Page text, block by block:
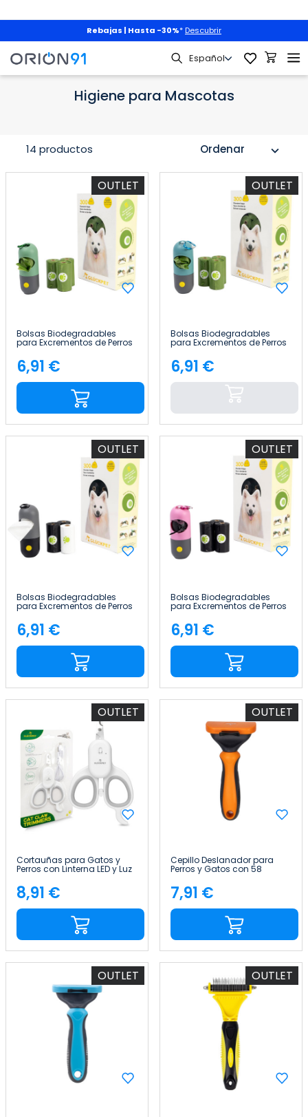
Rebajas | Hasta -30%*Descubrir
Mascotas Higiene para Mascotas
Higiene para Mascotas
Ordenar expand_more
14 productos
OUTLET
Bolsas Biodegradables
para Excrementos de Perros
con Dispensador Fragancia
Lavanda 300 Unidades
Glückpet
Precio
6,91 €
OUTLET
Bolsas Biodegradables
para Excrementos de Perros
con Dispensador Fragancia
Lavanda 300 Unidades
Glückpet
Precio
6,91 €
OUTLET
Bolsas Biodegradables
para Excrementos de Perros
con Dispensador Fragancia
Lavanda 300 Unidades
Glückpet
Precio
6,91 €
OUTLET
Bolsas Biodegradables
para Excrementos de Perros
con Dispensador Fragancia
Lavanda 300 Unidades
Glückpet
Precio
6,91 €
OUTLET
Cortauñas para Gatos y
Perros con Linterna LED y Luz
Precio
8,91 €
OUTLET
Cepillo Deslanador para
Perros y Gatos con 58
Botón de Liberación
Glückpet
Precio
7,91 €
OUTLET OUTLET